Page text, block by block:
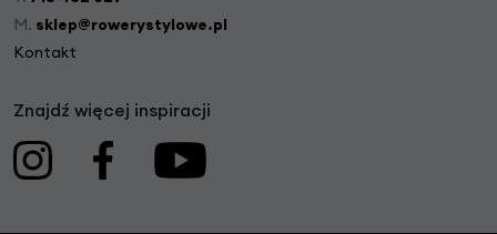
M. sklep@rowerystylowe.pl
Kontakt
Znajdź więcej inspiracji